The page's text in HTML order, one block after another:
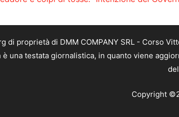
di proprietà di DMM COMPANY SRL - Corso
è una testata giornalistica, in quanto viene
Copyright